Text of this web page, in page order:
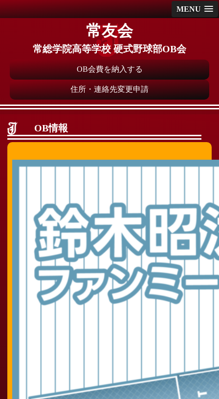
MENU
常友会
常総学院高等学校 硬式野球部OB会
OB会費を納入する
住所・連絡先変更申請
OB情報